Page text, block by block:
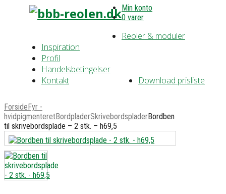
Min konto
0 varer
Reoler & moduler
Inspiration
Profil
Handelsbetingelser
Download prisliste
Kontakt
ForsideFyr -
hvidpigmenteretBordpladerSkrivebordspladerBordben
til skrivebordsplade – 2 stk. – h69,5